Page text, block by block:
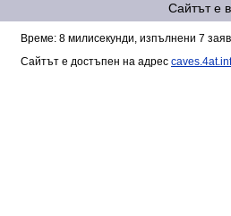
Сайтът е
Време: 8 милисекунди, изпълнени 7
Сайтът е достъпен на адрес